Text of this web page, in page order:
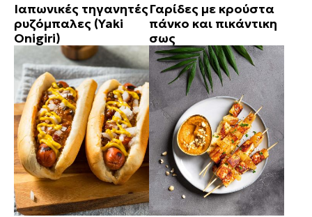
Ιαπωνικές τηγανητές
ρυζόμπαλες (Yaki
Onigiri)
Γαρίδες με κρούστα
πάνκο και πικάντικη
σως